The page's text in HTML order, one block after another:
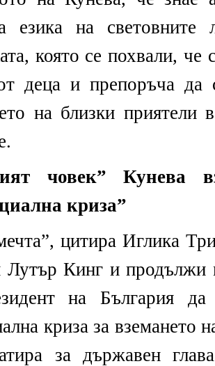
езика на световните
която се похвали, че
деца и препоръча да
на близки приятели
човек” Кунева
криза”
цитира Иглика
Кинг и продължи
на България
криза за вземането
за държавен